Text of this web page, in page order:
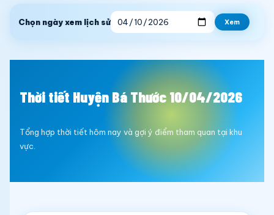
Chọn ngày xem lịch sử Xem
Thời tiết Huyện Bá Thước 10/04/2026
Tổng hợp thời tiết hôm nay và gợi ý điểm tham quan tại khu
vực.